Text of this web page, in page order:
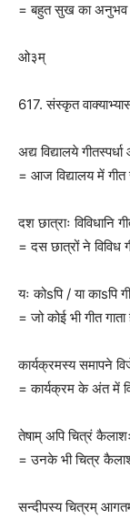
= बहुत सुख का अनुभव
ओ३म्
617. संस्कृत
अद्य विद्यालये
= आज विद्यालय में गीत
दश छात्राः विविधानि
= दस छात्रों ने विविध
यः कोsपि / या काsपि
= जो कोई भी गीत
कार्यक्रमस्य समापने
= कार्यक्रम के अंत में
तेषाम् अपि चित्रं
= उनके भी चित्र
सन्दीपस्य चित्रम्